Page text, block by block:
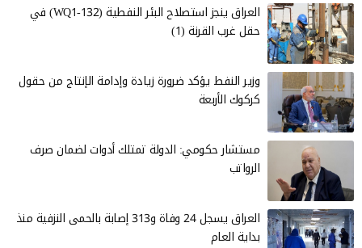
العراق ينجز استصلاح البئر النفطية (WQ1-132) في
حقل غرب القرنة (1)
وزير النفط يؤكد ضرورة زيادة وإدامة الإنتاج من حقول
كركوك الأربعة
مستشار حكومي: الدولة تمتلك أدوات لضمان صرف
الرواتب
العراق يسجل 24 وفاة و313 إصابة بالحمى النزفية منذ
بداية العام